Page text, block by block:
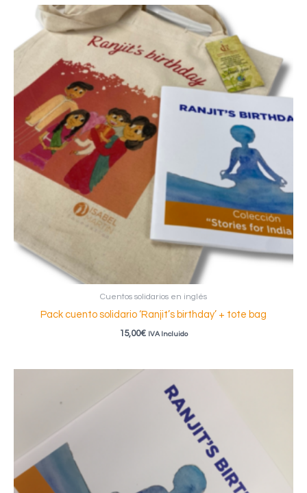
Cuentos solidarios en inglés
Pack cuento solidario ‘Ranjit’s birthday’ + tote bag
15,00€ IVA Incluido